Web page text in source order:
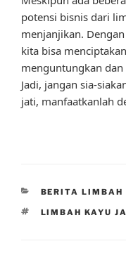
potensi bisnis dari
menjanjikan.
kita bisa
menguntungkan
Jadi, jangan sia-
jati, manfaatkanlah
CATEGORIES
BERITA LIMBAH
TAGS
LIMBAH KAYU